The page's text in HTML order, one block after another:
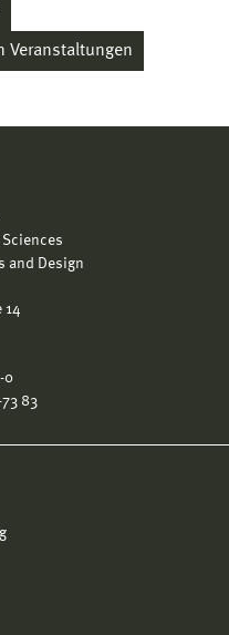
Veranstaltungen
and Design
14
0
83